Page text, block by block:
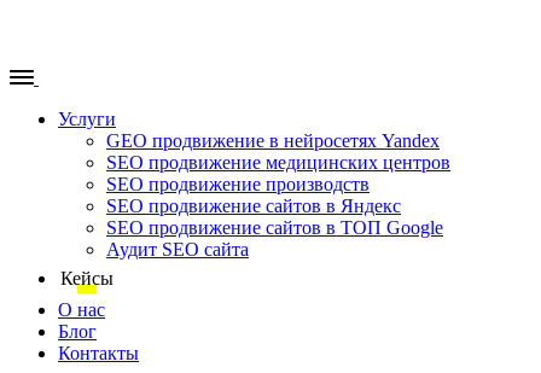
Услуги
GEO продвижение в нейросетях Yandex
SEO продвижение медицинских центров
SEO продвижение производств
SEO продвижение сайтов в Яндекс
SEO продвижение сайтов в ТОП Google
Аудит SEO сайта
Кейсы
О нас
Блог
Контакты